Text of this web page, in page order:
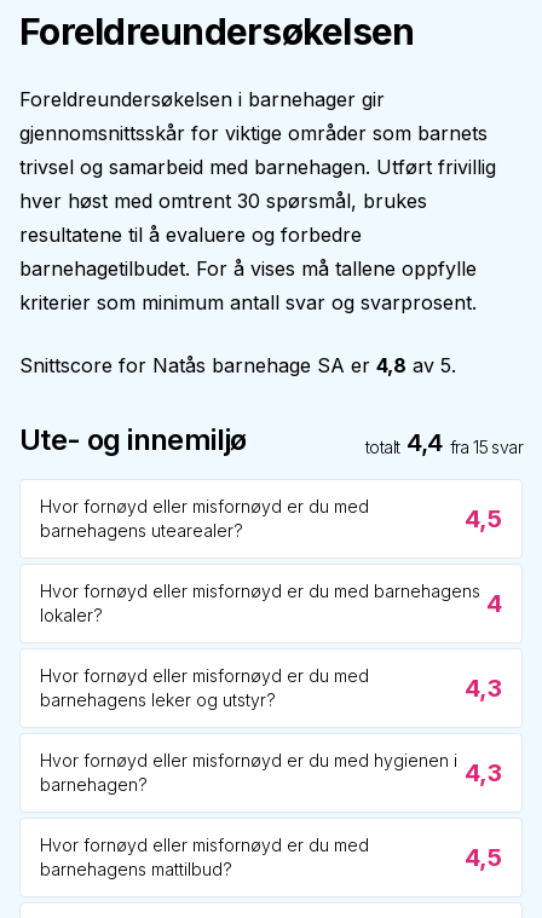
Foreldreundersøkelsen
Foreldreundersøkelsen i barnehager gir
gjennomsnittsskår for viktige områder som barnets
trivsel og samarbeid med barnehagen. Utført frivillig
hver høst med omtrent 30 spørsmål, brukes
resultatene til å evaluere og forbedre
barnehagetilbudet. For å vises må tallene oppfylle
kriterier som minimum antall svar og svarprosent.
Snittscore for Natås barnehage SA er 4,8 av 5.
Ute- og innemiljø totalt 4,4 fra15 svar
Hvor fornøyd eller misfornøyd er du med
barnehagens utearealer?
4,5
Hvor fornøyd eller misfornøyd er du med barnehagens
lokaler?
4
Hvor fornøyd eller misfornøyd er du med
barnehagens leker og utstyr?
4,3
Hvor fornøyd eller misfornøyd er du med hygienen i
barnehagen?
4,3
Hvor fornøyd eller misfornøyd er du med
barnehagens mattilbud?
4,5